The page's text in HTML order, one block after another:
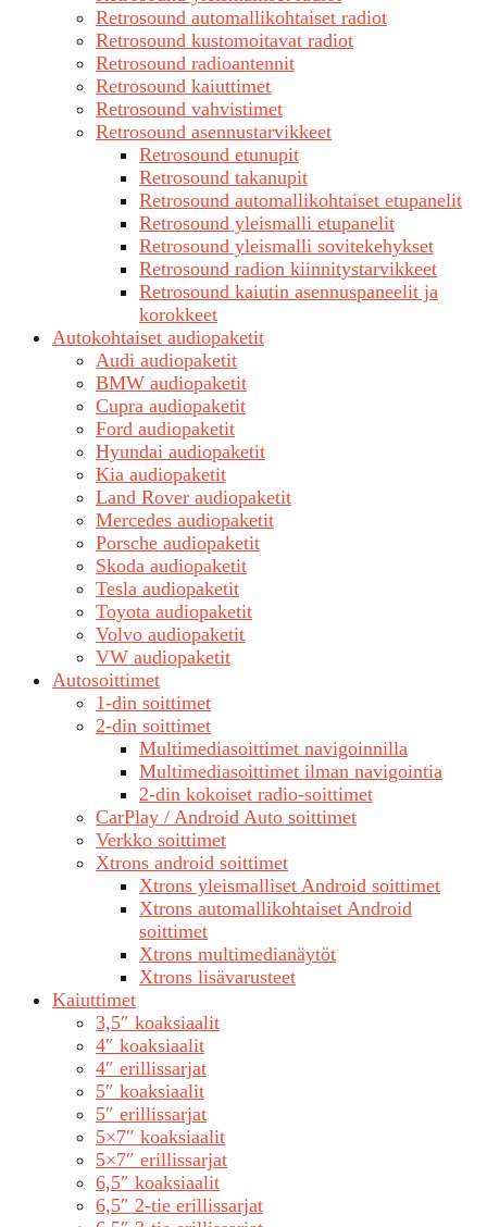
Retrosound automallikohtaiset radiot
Retrosound kustomoitavat radiot
Retrosound radioantennit
Retrosound kaiuttimet
Retrosound vahvistimet
Retrosound asennustarvikkeet
Retrosound etunupit
Retrosound takanupit
Retrosound automallikohtaiset etupanelit
Retrosound yleismalli etupanelit
Retrosound yleismalli sovitekehykset
Retrosound radion kiinnitystarvikkeet
Retrosound kaiutin asennuspaneelit ja
korokkeet
Autokohtaiset audiopaketit
Audi audiopaketit
BMW audiopaketit
Cupra audiopaketit
Ford audiopaketit
Hyundai audiopaketit
Kia audiopaketit
Land Rover audiopaketit
Mercedes audiopaketit
Porsche audiopaketit
Skoda audiopaketit
Tesla audiopaketit
Toyota audiopaketit
Volvo audiopaketit
VW audiopaketit
Autosoittimet
1-din soittimet
2-din soittimet
Multimediasoittimet navigoinnilla
Multimediasoittimet ilman navigointia
2-din kokoiset radio-soittimet
CarPlay / Android Auto soittimet
Verkko soittimet
Xtrons android soittimet
Xtrons yleismalliset Android soittimet
Xtrons automallikohtaiset Android
soittimet
Xtrons multimedianäytöt
Xtrons lisävarusteet
Kaiuttimet
3,5″ koaksiaalit
4″ koaksiaalit
4″ erillissarjat
5″ koaksiaalit
5″ erillissarjat
5×7″ koaksiaalit
5×7″ erillissarjat
6,5″ koaksiaalit
6,5″ 2-tie erillissarjat